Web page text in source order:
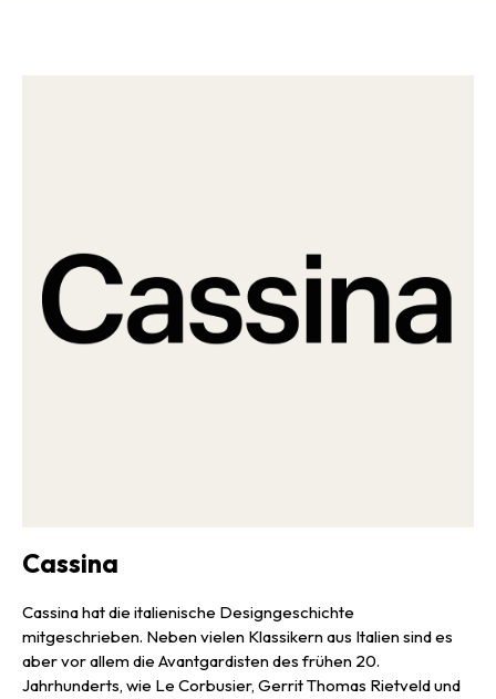
Cassina
Cassina hat die italienische Designgeschichte
mitgeschrieben. Neben vielen Klassikern aus Italien sind es
aber vor allem die Avantgardisten des frühen 20.
Jahrhunderts, wie Le Corbusier, Gerrit Thomas Rietveld und